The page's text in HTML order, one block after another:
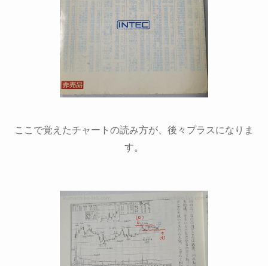
ここで覚えたチャートの読み方が、後々プラスになりま
す。